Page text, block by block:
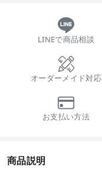
LINEで商品相談
オーダーメイド対応
お支払い方法
商品説明